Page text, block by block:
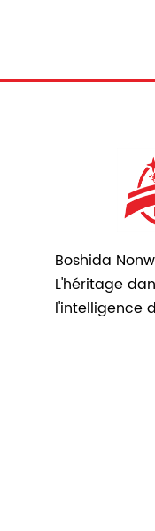
Boshida
L'héritage
l'intelligence